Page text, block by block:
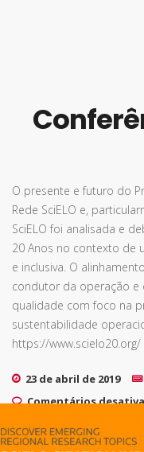
O presente e futuro do
Rede SciELO e,
SciELO foi analisada e
20 Anos no contexto de
e inclusiva. O
condutor da operação
qualidade com foco na
sustentabilidade
https://www.scielo20.org/
23 de abril de 2019
Comentários